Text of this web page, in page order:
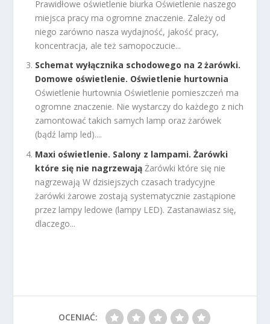
Prawidłowe oświetlenie biurka Oświetlenie naszego
miejsca pracy ma ogromne znaczenie. Zależy od
niego zarówno nasza wydajność, jakość pracy,
koncentracja, ale też samopoczucie...
Schemat wyłącznika schodowego na 2 żarówki.
Domowe oświetlenie. Oświetlenie hurtownia
Oświetlenie hurtownia Oświetlenie pomieszczeń ma
ogromne znaczenie. Nie wystarczy do każdego z nich
zamontować takich samych lamp oraz żarówek
(bądź lamp led)....
Maxi oświetlenie. Salony z lampami. Żarówki
które się nie nagrzewają Żarówki które się nie
nagrzewają W dzisiejszych czasach tradycyjne
żarówki żarowe zostają systematycznie zastąpione
przez lampy ledowe (lampy LED). Zastanawiasz się,
dlaczego...
OCENIAĆ: